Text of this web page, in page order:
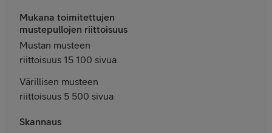
Mukana toimitettujen
mustepullojen riittoisuus
Mustan musteen
riittoisuus 15 100 sivua
Värillisen musteen
riittoisuus 5 500 sivua
Skannaus